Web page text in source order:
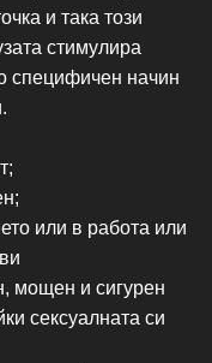
и така този
стимулира
специфичен начин
или в работа или
мощен и сигурен
сексуалната си